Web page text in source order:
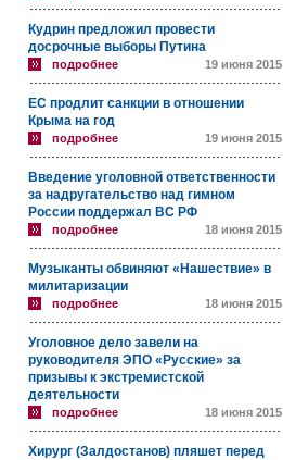
Кудрин предложил провести
досрочные выборы Путина
подробнее 19 июня 2015
ЕС продлит санкции в отношении
Крыма на год
подробнее 19 июня 2015
Введение уголовной ответственности
за надругательство над гимном
России поддержал ВС РФ
подробнее 18 июня 2015
Музыканты обвиняют «Нашествие» в
милитаризации
подробнее 18 июня 2015
Уголовное дело завели на
руководителя ЭПО «Русские» за
призывы к экстремистской
деятельности
подробнее 18 июня 2015
Хирург (Залдостанов) пляшет перед